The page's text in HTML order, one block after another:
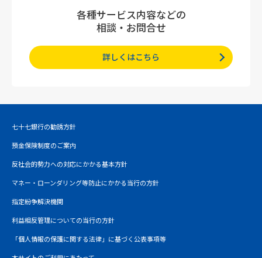
各種サービス内容などの
相談・お問合せ
詳しくはこちら
七十七銀行の勧誘方針
預金保険制度のご案内
反社会的勢力への対応にかかる基本方針
マネー・ローンダリング等防止にかかる当行の方針
指定紛争解決機関
利益相反管理についての当行の方針
「個人情報の保護に関する法律」に基づく公表事項等